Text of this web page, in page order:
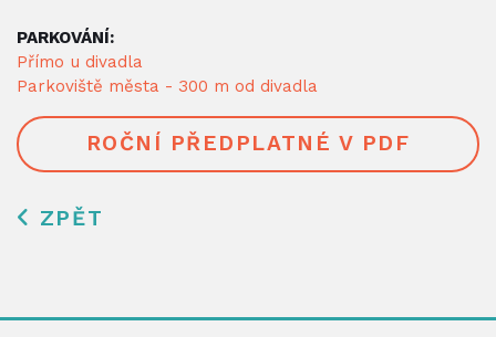
PARKOVÁNÍ:
Přímo u divadla
Parkoviště města - 300 m od divadla
ROČNÍ PŘEDPLATNÉ V PDF
ZPĚT